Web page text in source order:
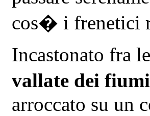
cos� i frenetici
Incastonato fra
vallate dei
arroccato su un